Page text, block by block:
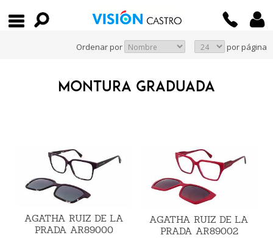
Ordenar por por página
MONTURA GRADUADA
AGATHA RUIZ DE LA
PRADA AR89000
AGATHA RUIZ DE LA
PRADA AR89002